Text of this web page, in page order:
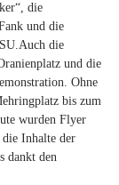
die
und die
.Auch die
und die
Ohne
bis zum
wurden Flyer
Inhalte der
dankt den